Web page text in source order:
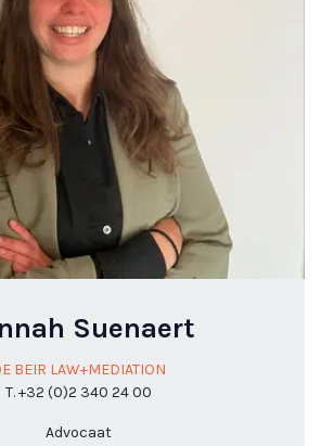
Suenaert
BEIR LAW+MEDIATION
T. +32 (0)2 340 24 00
Advocaat